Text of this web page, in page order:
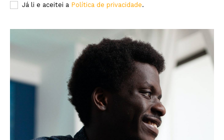
Já li e aceitei a Política de privacidade.